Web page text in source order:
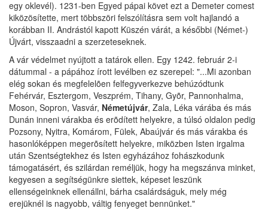
egy oklevél). 1231-ben Egyed pápai követ ezt a Demeter comest
kiközösítette, mert többszöri felszólításra sem volt hajlandó a
korábban II. Andrástól kapott Küszén várát, a későbbi (Német-)
Újvárt, visszaadni a szerzeteseknek.
A vár védelmet nyújtott a tatárok ellen. Egy 1242. február 2-i
dátummal - a pápához írott levélben ez szerepel: "...Mi azonban
elég sokan és megfelelõen felfegyverkezve behúzódtunk
Fehérvár, Esztergom, Veszprém, Tihany, Gyõr, Pannonhalma,
Moson, Sopron, Vasvár, Németújvár, Zala, Léka várába és más
Dunán inneni várakba és erõdített helyekre, a túlsó oldalon pedig
Pozsony, Nyitra, Komárom, Fülek, Abaújvár és más várakba és
hasonlóképpen megerõsített helyekre, miközben Isten irgalma
után Szentségtekhez és Isten egyházához fohászkodunk
támogatásért, és szilárdan reméljük, hogy ha megszánva minket,
kegyesen a segítségünkre siettek, képeset leszünk
ellenségeinknek ellenállni, bárha csalárdságuk, mely még
erejüknél is nagyobb, váltig fenyeget bennünket."